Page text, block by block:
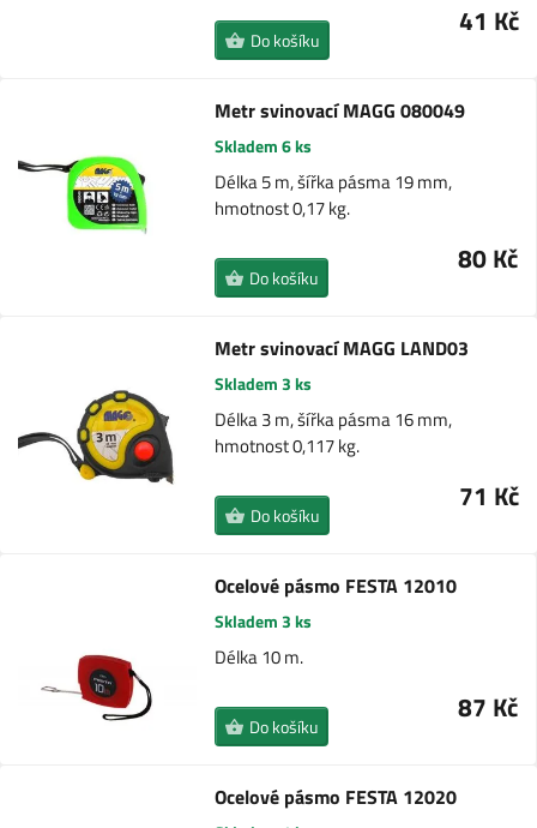
41 Kč
Do košíku
Metr svinovací MAGG 080049
Skladem 6 ks
Délka 5 m, šířka pásma 19 mm,
hmotnost 0,17 kg.
80 Kč
Do košíku
Metr svinovací MAGG LAND03
Skladem 3 ks
Délka 3 m, šířka pásma 16 mm,
hmotnost 0,117 kg.
71 Kč
Do košíku
Ocelové pásmo FESTA 12010
Skladem 3 ks
Délka 10 m.
87 Kč
Do košíku
Ocelové pásmo FESTA 12020